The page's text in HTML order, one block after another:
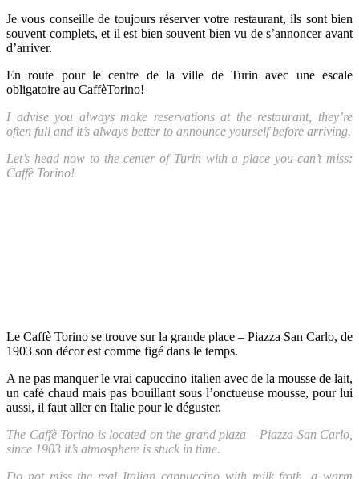
Je vous conseille de toujours réserver votre restaurant, ils sont bien
souvent complets, et il est bien souvent bien vu de s’annoncer avant
d’arriver.
En route pour le centre de la ville de Turin avec une escale
obligatoire au CaffèTorino!
I advise you always make reservations at the restaurant, they’re
often full and it’s always better to announce yourself before arriving.
Let’s head now to the center of Turin with a place you can’t miss:
Caffè Torino!
Le Caffè Torino se trouve sur la grande place – Piazza San Carlo, de
1903 son décor est comme figé dans le temps.
A ne pas manquer le vrai capuccino italien avec de la mousse de lait,
un café chaud mais pas bouillant sous l’onctueuse mousse, pour lui
aussi, il faut aller en Italie pour le déguster.
The Caffè Torino is located on the grand plaza – Piazza San Carlo,
since 1903 it’s atmosphere is stuck in time.